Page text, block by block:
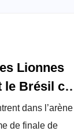
Lionnes
le Brésil ce
dans l’arène
de finale de